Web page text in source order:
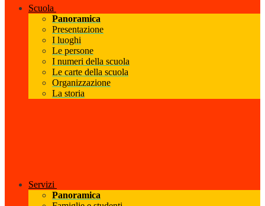
Scuola
Panoramica
Presentazione
I luoghi
Le persone
I numeri della scuola
Le carte della scuola
Organizzazione
La storia
Servizi
Panoramica